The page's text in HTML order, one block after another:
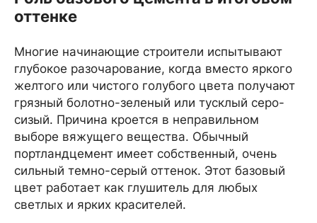
оттенке
Многие начинающие строители испытывают
глубокое разочарование, когда вместо яркого
желтого или чистого голубого цвета получают
грязный болотно-зеленый или тусклый серо-
сизый. Причина кроется в неправильном
выборе вяжущего вещества. Обычный
портландцемент имеет собственный, очень
сильный темно-серый оттенок. Этот базовый
цвет работает как глушитель для любых
светлых и ярких красителей.